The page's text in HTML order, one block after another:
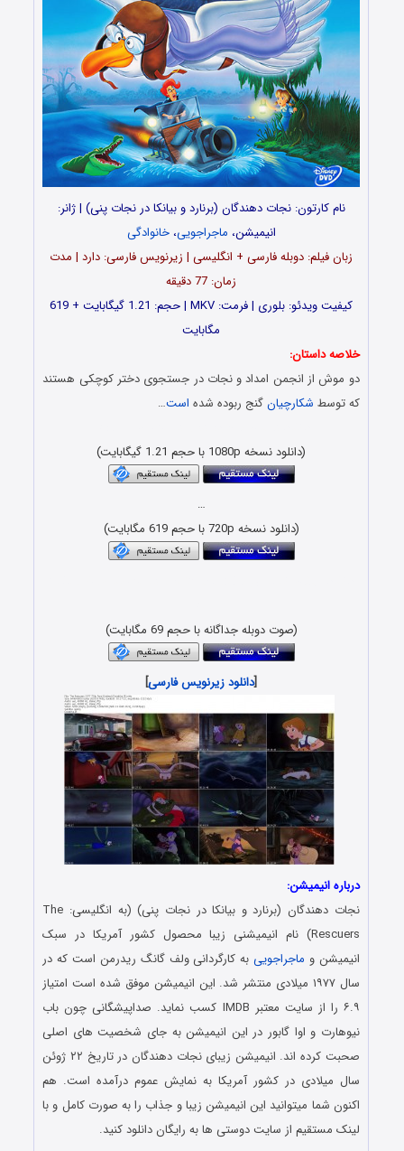
نام کارتون: نجات دهندگان (برنارد و بیانکا در نجات پنی) | ژانر:
انیمیشن، ماجراجویی،خانوادگی
زبان فیلم: دوبله فارسی + انگلیسی | زیرنویس فارسی: دارد | مدت
زمان: 77 دقیقه
کیفیت ویدئو: بلوری | فرمت: MKV | حجم: 1.21 گیگابایت + 619
مگابایت
خلاصه داستان:
دو موش از انجمن امداد و نجات در جستجوی دختر کوچکی هستند
که توسط شکارچیانگنج ربوده شده است…
(دانلود نسخه 1080p با حجم 1.21 گیگابایت)
…
(دانلود نسخه 720p با حجم 619 مگابایت)
(صوت دوبله جداگانه با حجم 69 مگابایت)
[دانلود زیرنویس فارسی]
درباره انیمیشن:
نجات دهندگان (برنارد و بیانکا در نجات پنی) (به انگلیسی: The
Rescuers) نام انیمیشنی زیبا محصول کشور آمریکا در سبک
انیمیشن و ماجراجوییبه کارگردانی ولف گانگ ریدرمن است که در
سال ۱۹۷۷ میلادی منتشر شد. این انیمیشن موفق شده است امتیاز
۶.۹ را از سایت معتبر IMDB کسب نماید. صداپیشگانی چون باب
نیوهارت و اوا گابور در این انیمیشن به جای شخصیت های اصلی
صحبت کرده اند. انیمیشن زیبای نجات دهندگان در تاریخ ۲۲ ژوئن
سال میلادی در کشور آمریکا به نمایش عموم درآمده است. هم
اکنون شما میتوانید این انیمیشن زیبا و جذاب را به صورت کامل و با
لینک مستقیم از سایت دوستی ها به رایگان دانلود کنید.